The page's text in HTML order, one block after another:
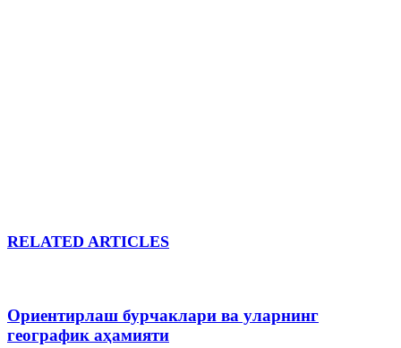
RELATED ARTICLES
Ориентирлаш бурчаклари ва уларнинг
географик аҳамияти